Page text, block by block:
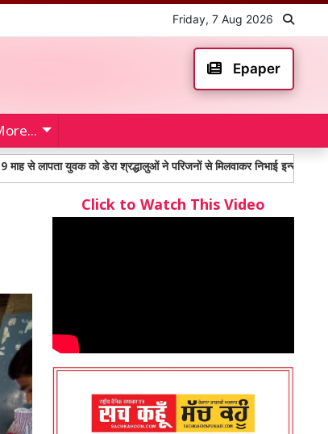
Friday, 7 Aug 2026
Epaper
युवक को डेरा श्रद्धालुओं ने परिजनों से मिलवाकर निभाई इन्सानियत
Click to Watch This Video